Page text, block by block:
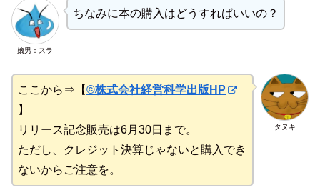
嫡男：スラ
ちなみに本の購入はどうすればいいの？
タヌキ
ここから⇒【©株式会社経営科学出版HP
】
リリース記念販売は6月30日まで。
ただし、クレジット決算じゃないと購入でき
ないからご注意を。